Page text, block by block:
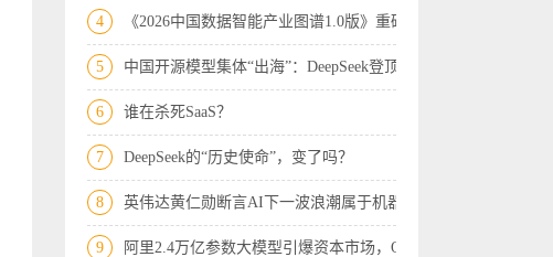
4 《2026中国数据智能产业图谱1.0版》重磅
5 中国开源模型集体“出海”：DeepSeek登顶
6 谁在杀死SaaS？
7 DeepSeek的“历史使命”，变了吗？
8 英伟达黄仁勋断言AI下一波浪潮属于机器人
9 阿里2.4万亿参数大模型引爆资本市场，Op